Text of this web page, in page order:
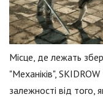
Місце, де лежать
"Механіків",
залежності від того,